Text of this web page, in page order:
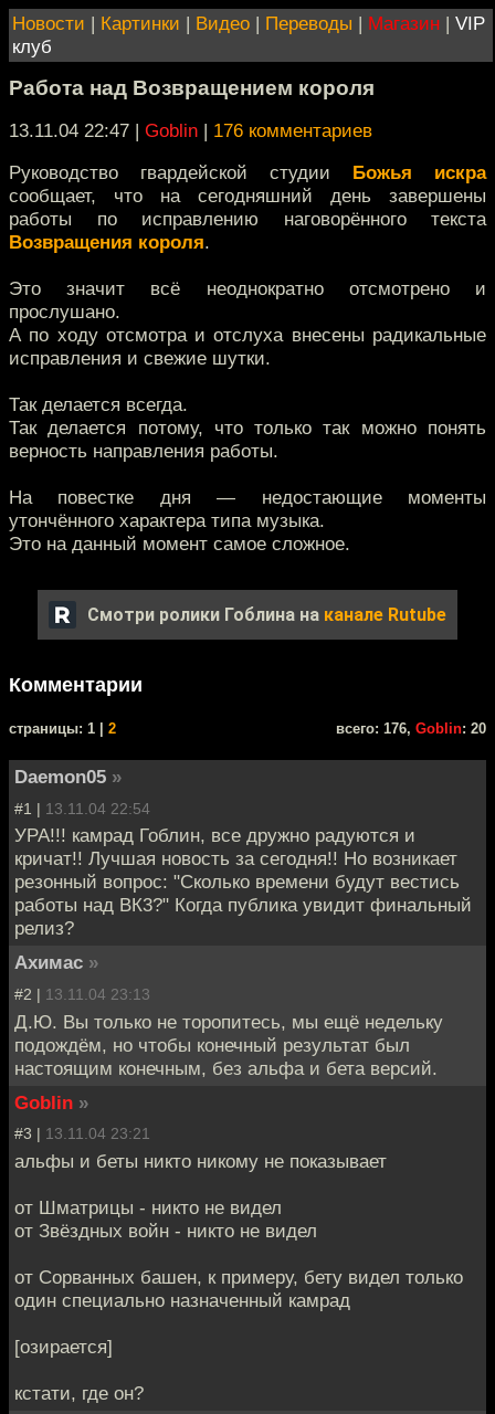
Новости | Картинки | Видео | Переводы | Магазин | VIP
клуб
Работа над Возвращением короля
13.11.04 22:47 | Goblin | 176 комментариев
Руководство гвардейской студии Божья искра
сообщает, что на сегодняшний день завершены
работы по исправлению наговорённого текста
Возвращения короля.
Это значит всё неоднократно отсмотрено и
прослушано.
А по ходу отсмотра и отслуха внесены радикальные
исправления и свежие шутки.
Так делается всегда.
Так делается потому, что только так можно понять
верность направления работы.
На повестке дня — недостающие моменты
утончённого характера типа музыка.
Это на данный момент самое сложное.
Смотри ролики Гоблина на канале Rutube
Комментарии
cтраницы: 1 | 2 всего: 176, Goblin: 20
Daemon05 »
#1 | 13.11.04 22:54
УРА!!! камрад Гоблин, все дружно радуются и
кричат!! Лучшая новость за сегодня!! Но возникает
резонный вопрос: "Сколько времени будут вестись
работы над ВК3?" Когда публика увидит финальный
релиз?
Ахимас »
#2 | 13.11.04 23:13
Д.Ю. Вы только не торопитесь, мы ещё недельку
подождём, но чтобы конечный результат был
настоящим конечным, без альфа и бета версий.
Goblin »
#3 | 13.11.04 23:21
альфы и беты никто никому не показывает
от Шматрицы - никто не видел
от Звёздных войн - никто не видел
от Сорванных башен, к примеру, бету видел только
один специально назначенный камрад
[озирается]
кстати, где он?